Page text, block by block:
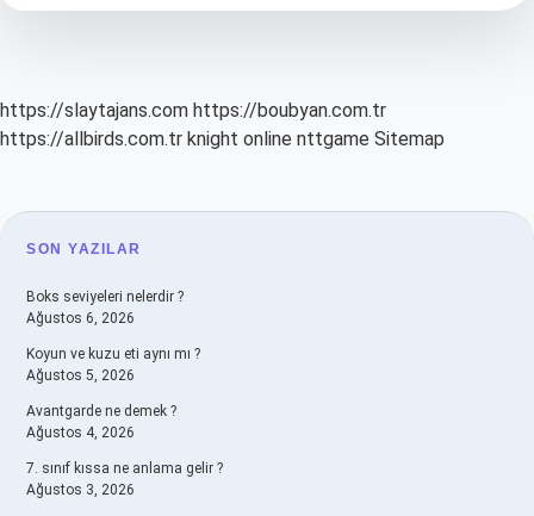
https://slaytajans.com https://boubyan.com.tr
https://allbirds.com.tr knight online nttgame Sitemap
SIDEBAR
SON YAZILAR
Boks seviyeleri nelerdir ?
Ağustos 6, 2026
Koyun ve kuzu eti aynı mı ?
Ağustos 5, 2026
Avantgarde ne demek ?
Ağustos 4, 2026
7. sınıf kıssa ne anlama gelir ?
Ağustos 3, 2026